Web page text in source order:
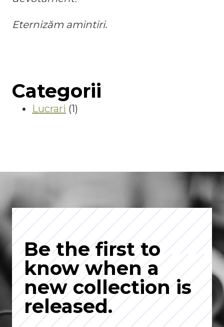
Eternizăm amintiri.
Categorii
Lucrari (1)
Be the first to
know when a
new collection is
released.